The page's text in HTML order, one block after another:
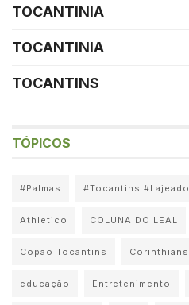
TOCANTINIA
TOCANTINIA
TOCANTINS
TÓPICOS
#Palmas #Tocantins #Lajeado
Athletico COLUNA DO LEAL
Copão Tocantins Corinthians
educação Entretenimento